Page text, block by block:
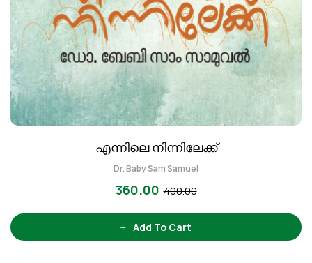
എന്നിലെ നിന്നിലേക്ക്
Dr. Baby Sam Samuel
400.00
360.00
Add To Cart